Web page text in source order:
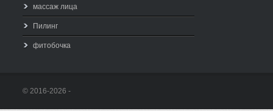
массаж лица
Пилинг
фитобочка
© 2016-2026 -